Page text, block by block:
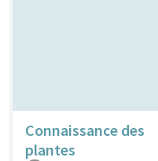
Connaissance des
plantes